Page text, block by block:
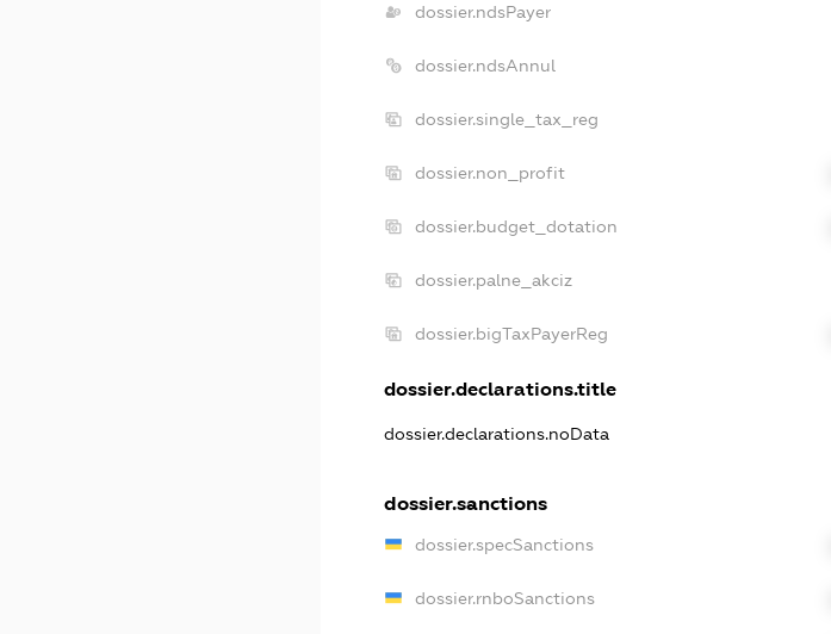
dossier.ndsPayer
dossier.ndsAnnul
dossier.single_tax_reg
dossier.non_profit
dossier.budget_dotation
dossier.palne_akciz
dossier.bigTaxPayerReg
dossier.declarations.title
dossier.declarations.noData
dossier.sanctions
dossier.specSanctions
dossier.rnboSanctions